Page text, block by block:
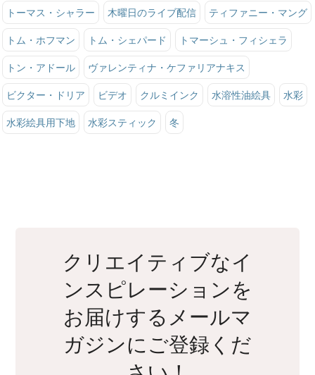
トーマス・シャラー 木曜日のライブ配信 ティファニー・マング
トム・ホフマン トム・シェパード トマーシュ・フィシェラ
トン・アドール ヴァレンティナ・ケファリアナキス
ビクター・ドリア ビデオ クルミインク 水溶性油絵具 水彩
水彩絵具用下地 水彩スティック 冬
クリエイティブなイ
ンスピレーションを
お届けするメールマ
ガジンにご登録くだ